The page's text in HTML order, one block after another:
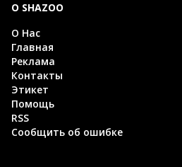
О SHAZOO
О Нас
Главная
Реклама
Контакты
Этикет
Помощь
RSS
Сообщить об ошибке